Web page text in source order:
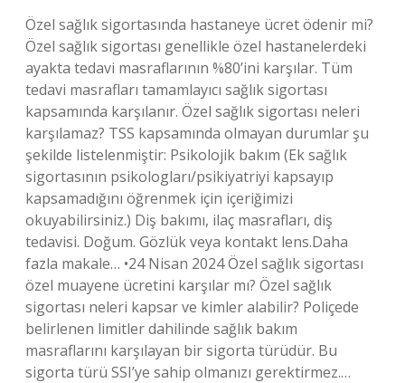
Özel sağlık sigortasında hastaneye ücret ödenir mi?
Özel sağlık sigortası genellikle özel hastanelerdeki
ayakta tedavi masraflarının %80’ini karşılar. Tüm
tedavi masrafları tamamlayıcı sağlık sigortası
kapsamında karşılanır. Özel sağlık sigortası neleri
karşılamaz? TSS kapsamında olmayan durumlar şu
şekilde listelenmiştir: Psikolojik bakım (Ek sağlık
sigortasının psikologları/psikiyatriyi kapsayıp
kapsamadığını öğrenmek için içeriğimizi
okuyabilirsiniz.) Diş bakımı, ilaç masrafları, diş
tedavisi. Doğum. Gözlük veya kontakt lens.Daha
fazla makale… •24 Nisan 2024 Özel sağlık sigortası
özel muayene ücretini karşılar mı? Özel sağlık
sigortası neleri kapsar ve kimler alabilir? Poliçede
belirlenen limitler dahilinde sağlık bakım
masraflarını karşılayan bir sigorta türüdür. Bu
sigorta türü SSI’ye sahip olmanızı gerektirmez.…